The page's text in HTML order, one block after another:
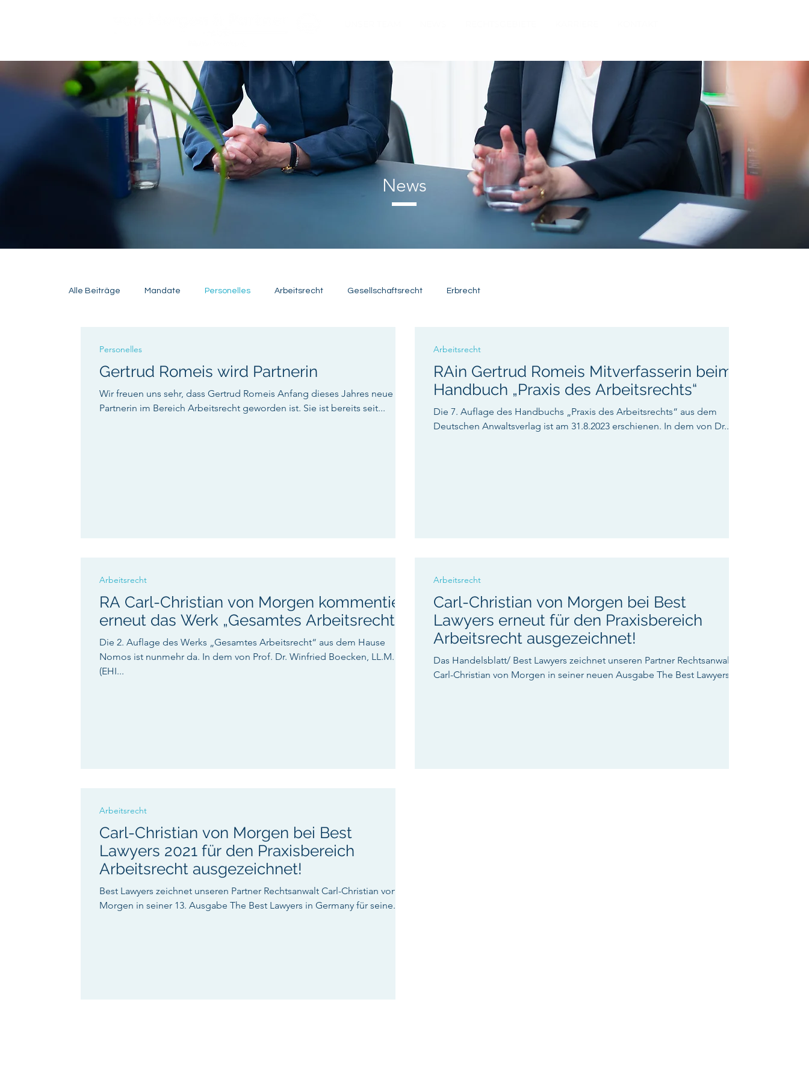
News
Alle Beiträge Mandate Personelles Arbeitsrecht Gesellschaftsrecht Erbrecht
Gertrud Romeis wird Partnerin
Wir freuen uns sehr, dass Gertrud Romeis Anfang dieses Jahres neue
Partnerin im Bereich Arbeitsrecht geworden ist. Sie ist bereits seit...
Personelles
RAin Gertrud Romeis Mitverfasserin beim
Handbuch „Praxis des Arbeitsrechts“
Die 7. Auflage des Handbuchs „Praxis des Arbeitsrechts“ aus dem
Deutschen Anwaltsverlag ist am 31.8.2023 erschienen. In dem von Dr....
Arbeitsrecht
RA Carl-Christian von Morgen kommentiert
erneut das Werk „Gesamtes Arbeitsrecht“
Die 2. Auflage des Werks „Gesamtes Arbeitsrecht“ aus dem Hause
Nomos ist nunmehr da. In dem von Prof. Dr. Winfried Boecken, LL.M.
(EHI...
Arbeitsrecht
Carl-Christian von Morgen bei Best
Lawyers erneut für den Praxisbereich
Arbeitsrecht ausgezeichnet!
Das Handelsblatt/ Best Lawyers zeichnet unseren Partner Rechtsanwalt
Carl-Christian von Morgen in seiner neuen Ausgabe The Best Lawyers...
Arbeitsrecht
Carl-Christian von Morgen bei Best
Lawyers 2021 für den Praxisbereich
Arbeitsrecht ausgezeichnet!
Best Lawyers zeichnet unseren Partner Rechtsanwalt Carl-Christian von
Morgen in seiner 13. Ausgabe The Best Lawyers in Germany für seine...
Arbeitsrecht